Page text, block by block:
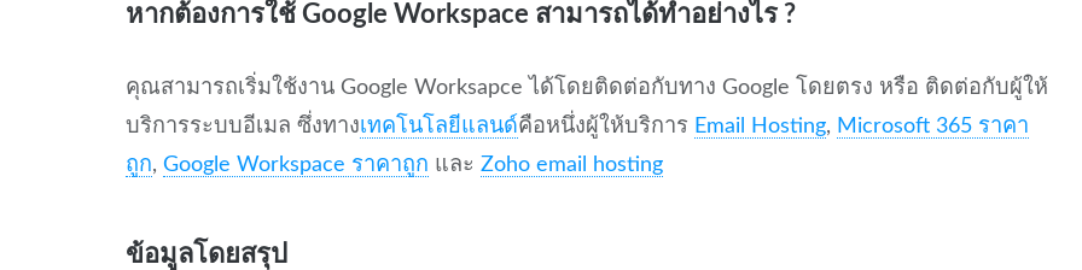
หากต้องการใช้ Google Workspace สามารถได้ทำอย่างไร ?
คุณสามารถเริ่มใช้งาน Google Worksapce ได้โดยติดต่อกับทาง Google โดยตรง หรือ ติดต่อกับผู้ให้
บริการระบบอีเมล ซึ่งทางเทคโนโลยีแลนด์คือหนึ่งผู้ให้บริการ Email Hosting, Microsoft 365 ราคา
ถูก,Google Workspace ราคาถูก และZoho email hosting
ข้อมูลโดยสรุป